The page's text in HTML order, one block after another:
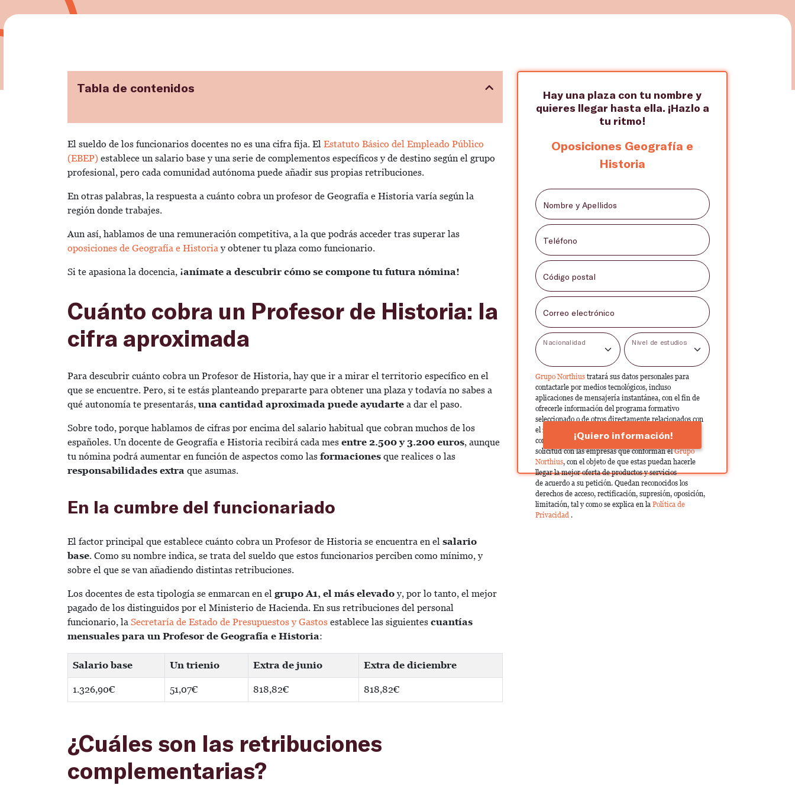
Tabla de contenidos
El sueldo de los funcionarios docentes no es una cifra fija. El Estatuto Básico del Empleado Público
(EBEP) establece un salario base y una serie de complementos específicos y de destino según el grupo
profesional, pero cada comunidad autónoma puede añadir sus propias retribuciones.
En otras palabras, la respuesta a cuánto cobra un profesor de Geografía e Historia varía según la
región donde trabajes.
Aun así, hablamos de una remuneración competitiva, a la que podrás acceder tras superar las
oposiciones de Geografía e Historiay obtener tu plaza como funcionario.
Si te apasiona la docencia, ¡anímate a descubrir cómo se compone tu futura nómina!
Cuánto cobra un Profesor de Historia: la
cifra aproximada
Para descubrir cuánto cobra un Profesor de Historia, hay que ir a mirar el territorio específico en el
que se encuentre. Pero, si te estás planteando prepararte para obtener una plaza y todavía no sabes a
qué autonomía te presentarás, una cantidad aproximada puede ayudarte a dar el paso.
Sobre todo, porque hablamos de cifras por encima del salario habitual que cobran muchos de los
españoles. Un docente de Geografía e Historia recibirá cada mes entre 2.500 y 3.200 euros, aunque
tu nómina podrá aumentar en función de aspectos como las formaciones que realices o las
responsabilidades extra que asumas.
En la cumbre del funcionariado
El factor principal que establece cuánto cobra un Profesor de Historia se encuentra en el salario
base. Como su nombre indica, se trata del sueldo que estos funcionarios perciben como mínimo, y
sobre el que se van añadiendo distintas retribuciones.
Los docentes de esta tipología se enmarcan en el grupo A1, el más elevadoy, por lo tanto, el mejor
pagado de los distinguidos por el Ministerio de Hacienda. En sus retribuciones del personal
funcionario, la Secretaría de Estado de Presupuestos y Gastos establece las siguientes cuantías
mensuales para un Profesor de Geografía e Historia:
Salario base Un trienio Extra de junio Extra de diciembre
1.326,90€ 51,07€ 818,82€ 818,82€
¿Cuáles son las retribuciones
complementarias?
Hay una plaza con tu nombre y
quieres llegar hasta ella. ¡Hazlo a
tu ritmo!
Oposiciones Geografía e
Historia
Nombre y Apellidos
Teléfono
Código postal
Correo electrónico
Nacionalidad Nivel de estudios
Grupo Northius tratará sus datos personales para
contactarle por medios tecnológicos, incluso
aplicaciones de mensajería instantánea, con el fin de
ofrecerle información del programa formativo
seleccionado o de otros directamente relacionados con
el interés manifestado y, en su caso, para tramitar la
contratación correspondiente. Compartiremos su
solicitud con las empresas que conforman elGrupo
Northius, con el objeto de que estas puedan hacerle
llegar la mejor oferta de productos y servicios
de acuerdo a su petición. Quedan reconocidos los
derechos de acceso, rectificación, supresión, oposición,
limitación, tal y como se explica en la Política de
Privacidad .
¡Quiero información!